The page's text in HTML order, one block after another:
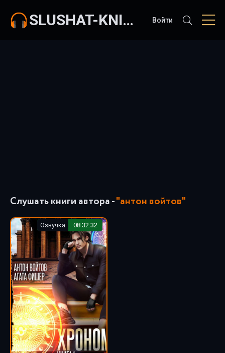
SLUSHAT-KNIGI.COM Войти
Слушать книги автора -"антон войтов"
Озвучка 08:32:32